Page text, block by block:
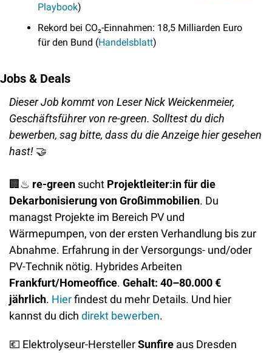
Playbook)
Rekord bei CO₂-Einnahmen: 18,5 Milliarden Euro
für den Bund (Handelsblatt)
Jobs & Deals
Dieser Job kommt von Leser Nick Weickenmeier,
Geschäftsführer von re-green. Solltest du dich
bewerben, sag bitte, dass du die Anzeige hier gesehen
hast! 🤝
🏢♨ re-green sucht Projektleiter:in für die
Dekarbonisierung von Großimmobilien. Du
managst Projekte im Bereich PV und
Wärmepumpen, von der ersten Verhandlung bis zur
Abnahme. Erfahrung in der Versorgungs- und/oder
Frankfurt/Homeoffice. Gehalt: 40–80.000 €
jährlich. Hier findest du mehr Details. Und hier
kannst du dich direkt bewerben.
💶 Elektrolyseur-Hersteller Sunfire